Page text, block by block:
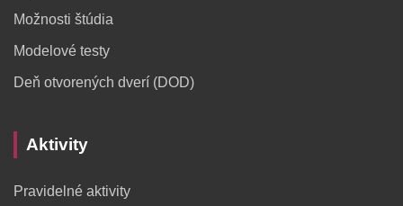
Možnosti štúdia
Modelové testy
Deň otvorených dverí (DOD)
Aktivity
Pravidelné aktivity